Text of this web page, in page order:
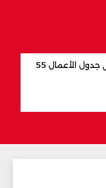
جلسة لمجلس الوزراء في بعبدا وعلى جدول الأعمال 55